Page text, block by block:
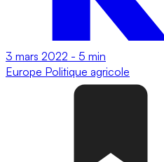
3 mars 2022 - 5 min
Europe Politique agricole